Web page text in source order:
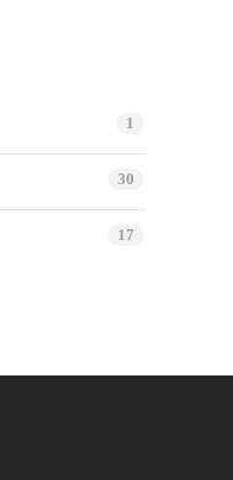
1
30
17